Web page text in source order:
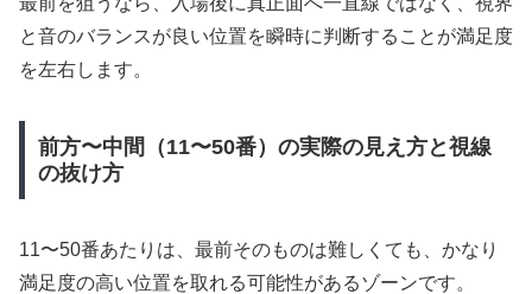
と音のバランスが良い位置を瞬時に判断することが満足度
を左右します。
前方〜中間（11〜50番）の実際の見え方と視線
の抜け方
11〜50番あたりは、最前そのものは難しくても、かなり
満足度の高い位置を取れる可能性があるゾーンです。